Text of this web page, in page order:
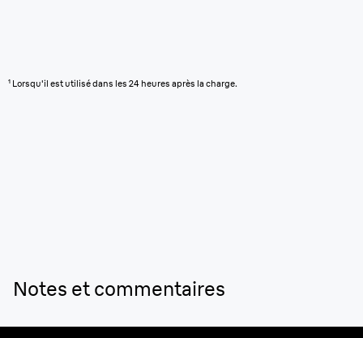
¹ Lorsqu'il est utilisé dans les 24 heures après la charge.
Notes et commentaires